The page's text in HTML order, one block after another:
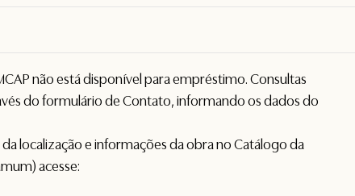
não está disponível para empréstimo. Consultas
do formulário deContato, informando os dados do
da localização e informações da obra no Catálogo da
acesse: